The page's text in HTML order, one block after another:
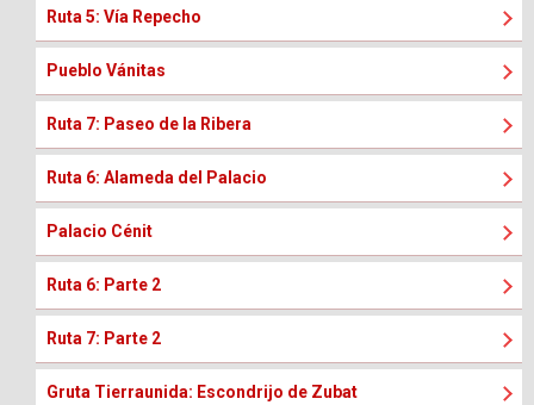
Ruta 5: Vía Repecho
Pueblo Vánitas
Ruta 7: Paseo de la Ribera
Ruta 6: Alameda del Palacio
Palacio Cénit
Ruta 6: Parte 2
Ruta 7: Parte 2
Gruta Tierraunida: Escondrijo de Zubat